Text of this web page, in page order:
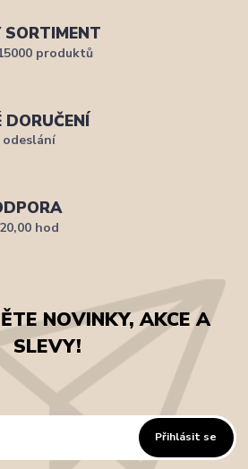
SORTIMENT
produktů
DORUČENÍ
odeslání
hod
NOVINKY, AKCE A
SLEVY!
Přihlásit se